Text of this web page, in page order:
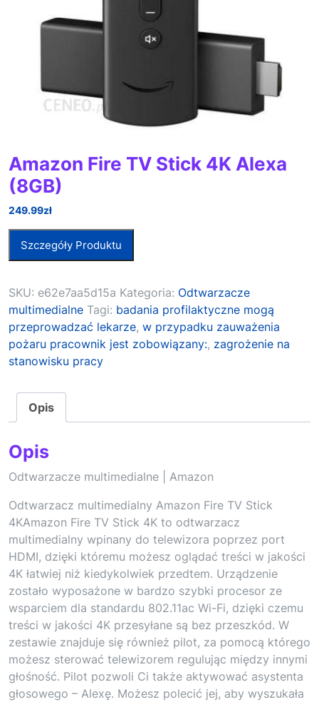
Amazon Fire TV Stick 4K Alexa
(8GB)
249.99zł
Szczegóły Produktu
SKU: e62e7aa5d15a Kategoria: Odtwarzacze
multimedialne Tagi: badania profilaktyczne mogą
przeprowadzać lekarze, w przypadku zauważenia
pożaru pracownik jest zobowiązany:, zagrożenie na
stanowisku pracy
Opis
Opis
Odtwarzacze multimedialne | Amazon
Odtwarzacz multimedialny Amazon Fire TV Stick
4KAmazon Fire TV Stick 4K to odtwarzacz
multimedialny wpinany do telewizora poprzez port
HDMI, dzięki któremu możesz oglądać treści w jakości
4K łatwiej niż kiedykolwiek przedtem. Urządzenie
zostało wyposażone w bardzo szybki procesor ze
wsparciem dla standardu 802.11ac Wi-Fi, dzięki czemu
treści w jakości 4K przesyłane są bez przeszkód. W
zestawie znajduje się również pilot, za pomocą którego
możesz sterować telewizorem regulując między innymi
głośność. Pilot pozwoli Ci także aktywować asystenta
głosowego – Alexę. Możesz polecić jej, aby wyszukała